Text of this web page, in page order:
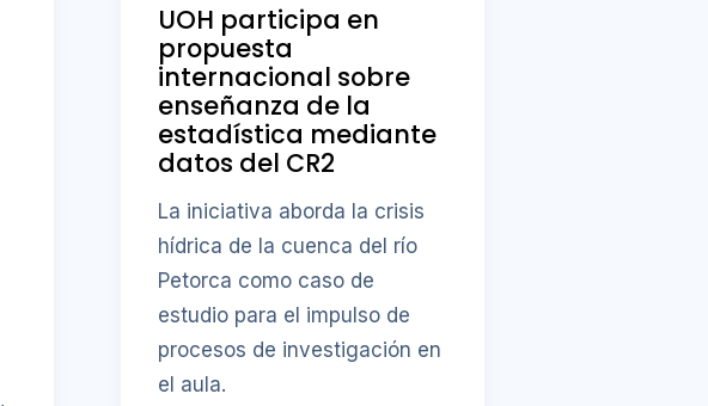
UOH participa en
propuesta
internacional sobre
enseñanza de la
estadística mediante
datos del CR2
La iniciativa aborda la crisis
hídrica de la cuenca del río
Petorca como caso de
estudio para el impulso de
procesos de investigación en
el aula.